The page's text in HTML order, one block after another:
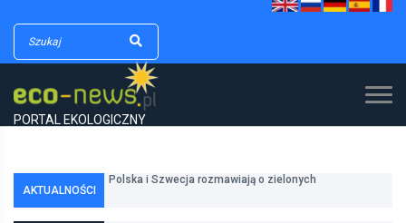
PORTAL EKOLOGICZNY
AKTUALNOŚCI